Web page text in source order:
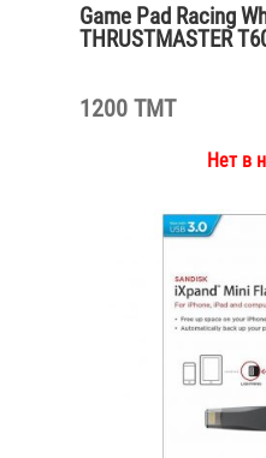
Game Pad Racing
THRUSTMASTER
1200 TMT
Нет в